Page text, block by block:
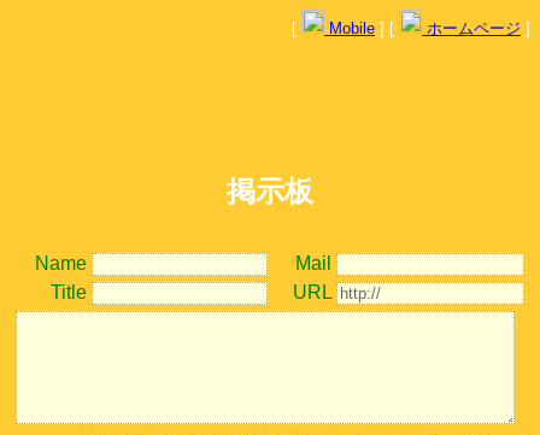
[ Mobile ] [ ホームページ ]
掲示板
Name
Mail
Title
URL